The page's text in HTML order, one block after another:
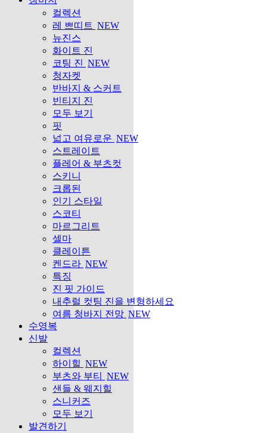
컬렉션
레 쁘띠트 NEW
뉴진스
화이트 진
코팅 진 NEW
청자켓
반바지 & 스커트
빈티지 진
모두 보기
핏
넓고 여유로운 NEW
스트레이트
플레어 & 부츠컷
스키니
크롭된
인기 스타일
스코티
마르그리트
셀마
클레이튼
켄드라 NEW
특징
진 핏 가이드
내추럴 컷팅 진을 변형하세요
여름 청바지 전망 NEW
수영복
신발
컬렉션
하이힐 NEW
부츠와 부티
NEW
샌들 & 웨지힐
스니커즈
모두 보기
발견하기